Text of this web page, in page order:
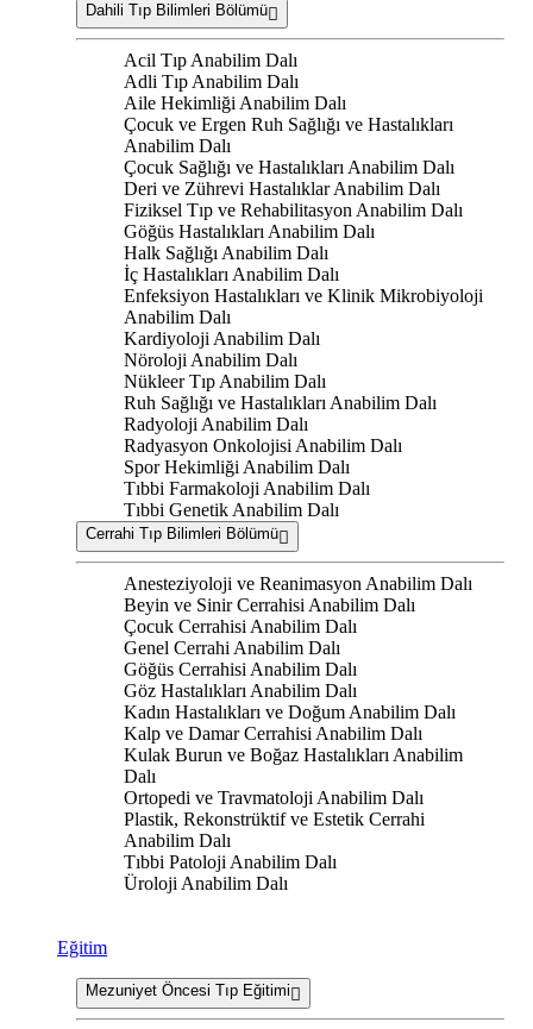
Dahili Tıp Bilimleri Bölümü
Acil Tıp Anabilim Dalı
Adli Tıp Anabilim Dalı
Aile Hekimliği Anabilim Dalı
Çocuk ve Ergen Ruh Sağlığı ve Hastalıkları
Anabilim Dalı
Çocuk Sağlığı ve Hastalıkları Anabilim Dalı
Deri ve Zührevi Hastalıklar Anabilim Dalı
Fiziksel Tıp ve Rehabilitasyon Anabilim Dalı
Göğüs Hastalıkları Anabilim Dalı
Halk Sağlığı Anabilim Dalı
İç Hastalıkları Anabilim Dalı
Enfeksiyon Hastalıkları ve Klinik Mikrobiyoloji
Anabilim Dalı
Kardiyoloji Anabilim Dalı
Nöroloji Anabilim Dalı
Nükleer Tıp Anabilim Dalı
Ruh Sağlığı ve Hastalıkları Anabilim Dalı
Radyoloji Anabilim Dalı
Radyasyon Onkolojisi Anabilim Dalı
Spor Hekimliği Anabilim Dalı
Tıbbi Farmakoloji Anabilim Dalı
Tıbbi Genetik Anabilim Dalı
Cerrahi Tıp Bilimleri Bölümü
Anesteziyoloji ve Reanimasyon Anabilim Dalı
Beyin ve Sinir Cerrahisi Anabilim Dalı
Çocuk Cerrahisi Anabilim Dalı
Genel Cerrahi Anabilim Dalı
Göğüs Cerrahisi Anabilim Dalı
Göz Hastalıkları Anabilim Dalı
Kadın Hastalıkları ve Doğum Anabilim Dalı
Kalp ve Damar Cerrahisi Anabilim Dalı
Kulak Burun ve Boğaz Hastalıkları Anabilim
Dalı
Ortopedi ve Travmatoloji Anabilim Dalı
Plastik, Rekonstrüktif ve Estetik Cerrahi
Anabilim Dalı
Tıbbi Patoloji Anabilim Dalı
Üroloji Anabilim Dalı
Eğitim
Mezuniyet Öncesi Tıp Eğitimi